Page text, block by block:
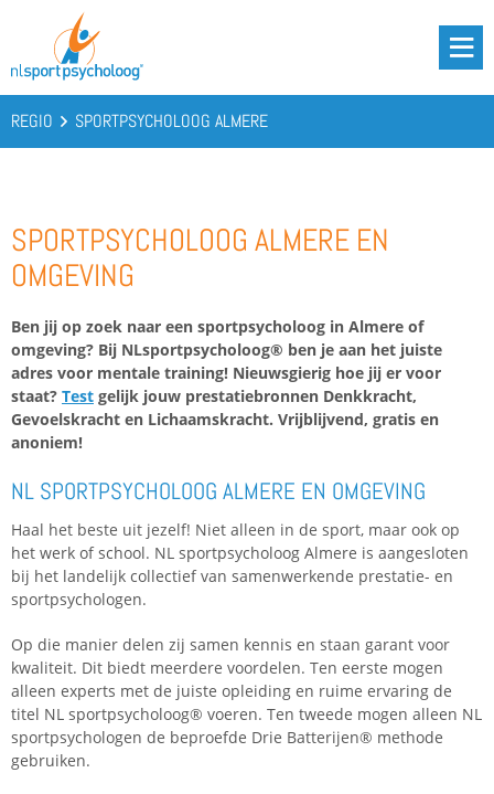
OVER ONS
KENNIS
BOOST YOUR BATTERIES!
REGIO SPORTPSYCHOLOOG ALMERE
SPORTPSYCHOLOOG ALMERE EN
OMGEVING
Ben jij op zoek naar een sportpsycholoog in Almere of
omgeving? Bij NLsportpsycholoog® ben je aan het juiste
adres voor mentale training! Nieuwsgierig hoe jij er voor
staat? Test gelijk jouw prestatiebronnen Denkkracht,
Gevoelskracht en Lichaamskracht. Vrijblijvend, gratis en
anoniem!
NL SPORTPSYCHOLOOG ALMERE EN OMGEVING
Haal het beste uit jezelf! Niet alleen in de sport, maar ook op
het werk of school. NL sportpsycholoog Almere is aangesloten
bij het landelijk collectief van samenwerkende prestatie- en
sportpsychologen.
Op die manier delen zij samen kennis en staan garant voor
kwaliteit. Dit biedt meerdere voordelen. Ten eerste mogen
alleen experts met de juiste opleiding en ruime ervaring de
titel NL sportpsycholoog® voeren. Ten tweede mogen alleen NL
sportpsychologen de beproefde Drie Batterijen® methode
gebruiken.